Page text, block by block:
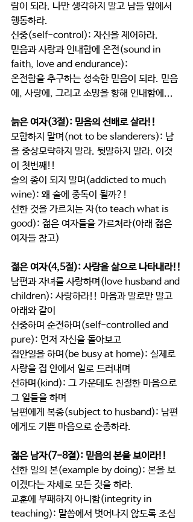
람이 되라. 나만 생각하지 말고 남들 앞에서
행동하라.
신중(self-control): 자신을 제어하라.
믿음과 사랑과 인내함에 온전(sound in
faith, love and endurance):
온전함을 추구하는 성숙한 믿음이 되라. 믿음
에, 사랑에, 그리고 소망을 향해 인내함에...
늙은 여자(3절): 믿음의 선배로 살라!!
모함하지 말며(not to be slanderers): 남
을 중상모략하지 말라. 뒷말하지 말라. 이것
이 첫번째!!
술의 종이 되지 말며(addicted to much
wine): 왜 술에 중독이 될까?!
선한 것을 가르치는 자(to teach what is
good): 젊은 여자들을 가르쳐라(아래 젊은
여자들 참고)
젊은 여자(4,5절): 사랑을 삶으로 나타내라!!
남편과 자녀를 사랑하며(love husband and
children): 사랑하라!! 마음과 말로만 말고
아래와 같이
신중하며 순전하며(self-controlled and
pure): 먼저 자신을 돌아보고
집안일을 하며(be busy at home): 실제로
사랑을 집 안에서 일로 드러내며
선하며(kind): 그 가운데도 친절한 마음으로
그 일들을 하며
남편에게 복종(subject to husband): 남편
에게도 기쁜 마음으로 순종하라.
젊은 남자(7-8절): 믿음의 본을 보이라!!
선한 일의 본(example by doing): 본을 보
이겠다는 자세로 모든 것을 하라.
교훈에 부패하지 아니함(integrity in
teaching): 말씀에서 벗어나지 않도록 조심